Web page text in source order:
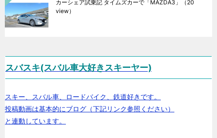
カーシェア試乗記 タイムズカーで「MAZDA3」
（20
view）
スバスキ(スバル車大好きスキーヤー)
スキー、スバル車、ロードバイク、鉄道好きです。
投稿動画は基本的にブログ（下記リンク参照ください）
と連動しています。